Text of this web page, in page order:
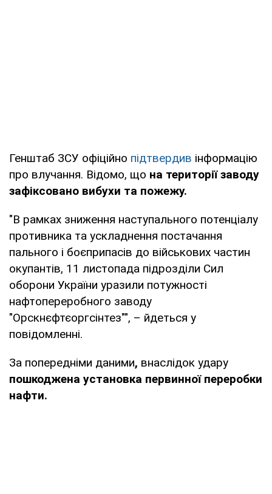
Генштаб ЗСУ офіційно підтвердив інформацію
про влучання. Відомо, що на території заводу
зафіксовано вибухи та пожежу.
"В рамках зниження наступального потенціалу
противника та ускладнення постачання
пального і боєприпасів до військових частин
окупантів, 11 листопада підрозділи Сил
оборони України уразили потужності
нафтопереробного заводу
"Орскнєфтєоргсінтез"", – йдеться у
повідомленні.
За попередніми даними, внаслідок удару
пошкоджена установка первинної переробки
нафти.